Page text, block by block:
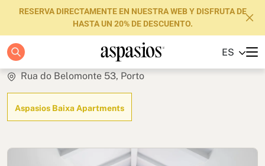
RESERVA DIRECTAMENTE EN NUESTRA WEB Y DISFRUTA DE
HASTA UN 20% DE DESCUENTO.
ES
Apartamentos
Boutique Hotels
Luxury Brand
Sobre nosotros
Design
Rua do Belomonte 53, Porto
Aspasios Baixa Apartments